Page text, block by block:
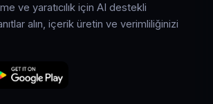
ve yaratıcılık için AI destekli
alın, içerik üretin ve verimliliğinizi